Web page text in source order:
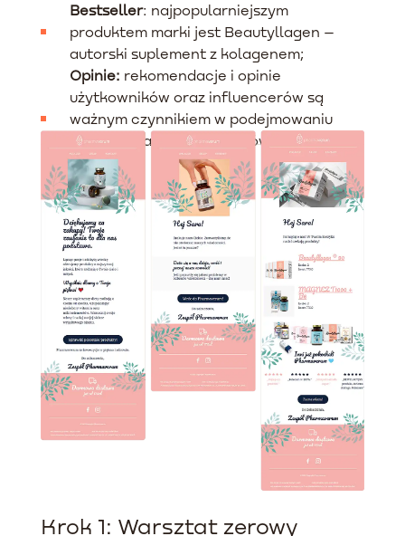
Bestseller: najpopularniejszym
produktem marki jest Beautyllagen –
autorski suplement z kolagenem;
Opinie: rekomendacje i opinie
użytkowników oraz influencerów są
ważnym czynnikiem w podejmowaniu
decyzji o zakupie produktów z tej
kategorii.
ROZWIĄZANIE
Krok 1: Warsztat zerowy